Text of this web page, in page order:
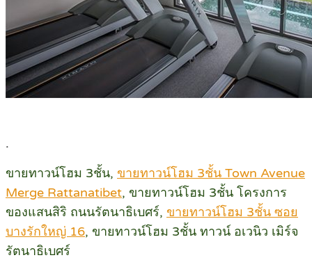
.
ขายทาวน์โฮม 3ชั้น, ขายทาวน์โฮม 3ชั้น Town Avenue
Merge Rattanatibet, ขายทาวน์โฮม 3ชั้น โครงการ
ของแสนสิริ ถนนรัตนาธิเบศร์, ขายทาวน์โฮม 3ชั้น ซอย
บางรักใหญ่ 16, ขายทาวน์โฮม 3ชั้น ทาวน์ อเวนิว เมิร์จ
รัตนาธิเบศร์